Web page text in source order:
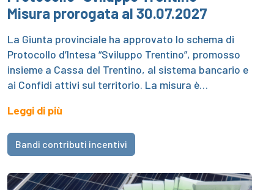
Misura prorogata al 30.07.2027
La Giunta provinciale ha approvato lo schema di
Protocollo d’Intesa “Sviluppo Trentino”, promosso
insieme a Cassa del Trentino, al sistema bancario e
ai Confidi attivi sul territorio. La misura è…
Leggi di più
Bandi contributi incentivi